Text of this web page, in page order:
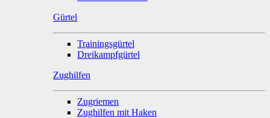
Gürtel
Trainingsgürtel
Dreikampfgürtel
Zughilfen
Zugriemen
Zughilfen mit Haken